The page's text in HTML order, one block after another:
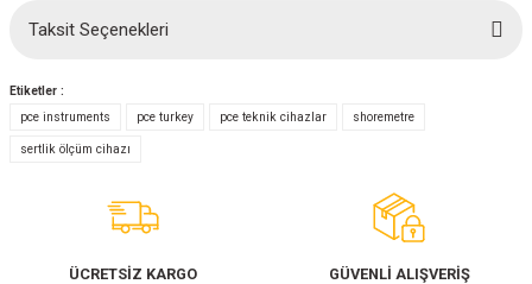
Bu ürüne ilk yorumu siz yapın!
Yorum Yaz
Taksit Seçenekleri
Etiketler :
pce instruments
pce turkey pce teknik cihazlar shoremetre
sertlik ölçüm cihazı
ÜCRETSİZ KARGO GÜVENLİ ALIŞVERİŞ